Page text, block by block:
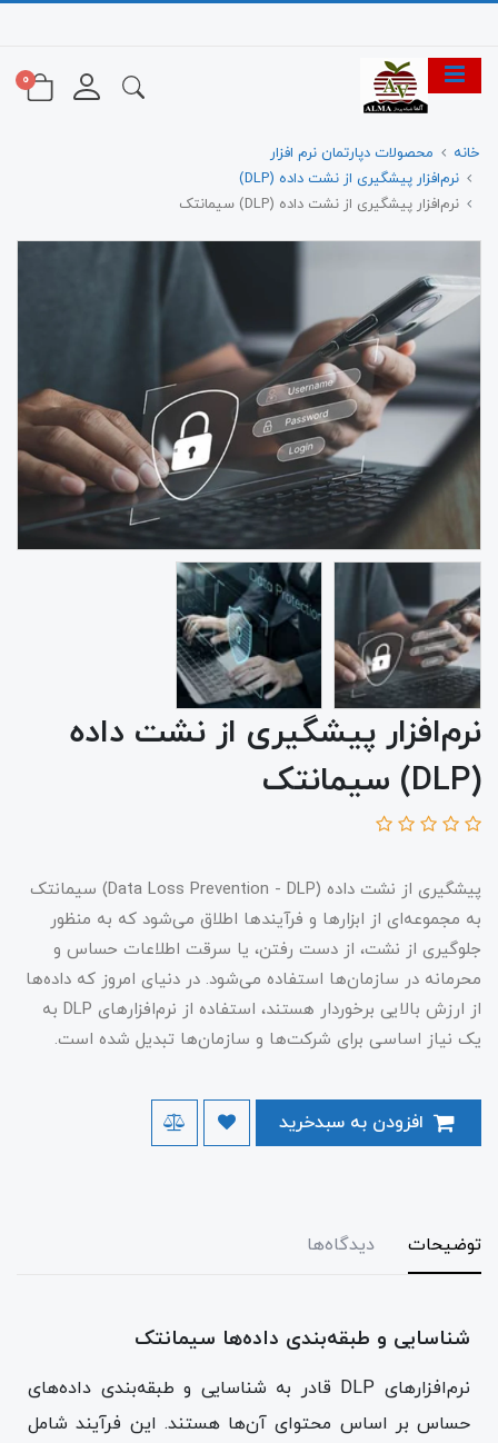
0
خانه
محصولات دپارتمان نرم افزار
نرم‌افزار پیشگیری از نشت داده (DLP)
نرم‌افزار پیشگیری از نشت داده (DLP) سیمانتک
نرم‌افزار پیشگیری از نشت داده
(DLP) سیمانتک
پیشگیری از نشت داده (Data Loss Prevention - DLP) سیمانتک
به مجموعه‌ای از ابزارها و فرآیندها اطلاق می‌شود که به منظور
جلوگیری از نشت، از دست رفتن، یا سرقت اطلاعات حساس و
محرمانه در سازمان‌ها استفاده می‌شود. در دنیای امروز که داده‌ها
از ارزش بالایی برخوردار هستند، استفاده از نرم‌افزارهای DLP به
یک نیاز اساسی برای شرکت‌ها و سازمان‌ها تبدیل شده است.
توضیحات دیدگاه‌ها
شناسایی و طبقه‌بندی داده‌ها سیمانتک
نرم‌افزارهای DLP قادر به شناسایی و طبقه‌بندی داده‌های
حساس بر اساس محتوای آن‌ها هستند. این فرآیند شامل